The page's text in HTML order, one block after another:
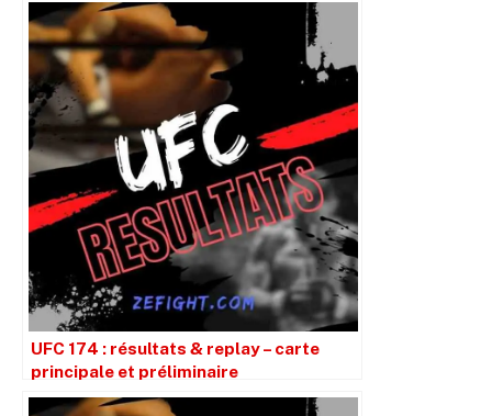
UFC 174 : résultats & replay – carte
principale et préliminaire